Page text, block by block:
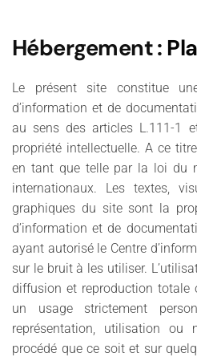
Hébergement:
Le présent site constitue
d’information et de
au sens des articles L.111-1
propriété intellectuelle. A ce
en tant que telle par la loi du
internationaux. Les textes,
graphiques du site sont la
d’information et de
ayant autorisé le Centre
sur le bruit à les utiliser.
diffusion et reproduction totale
un usage strictement
représentation, utilisation ou
procédé que ce soit et sur